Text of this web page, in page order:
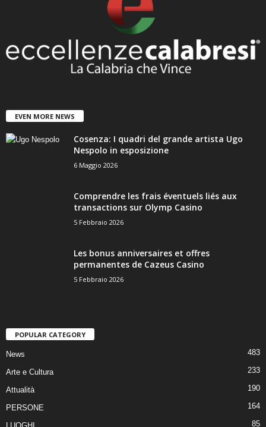
EVEN MORE NEWS
Cosenza: I quadri del grande artista Ugo
Nespolo in esposizione
6 Maggio 2026
Comprendre les frais éventuels liés aux
transactions sur Olymp Casino
5 Febbraio 2026
Les bonus anniversaires et offres
permanentes de Cazeus Casino
5 Febbraio 2026
POPULAR CATEGORY
News 483
Arte e Cultura 233
Attualità 190
PERSONE 164
85